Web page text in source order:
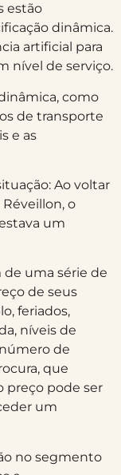
estão
dinâmica.
artificial para
nível de serviço.
como
de transporte
e as
Ao voltar
Réveillon, o
um
uma série de
de seus
feriados,
níveis de
de
que
preço pode ser
um
no segmento